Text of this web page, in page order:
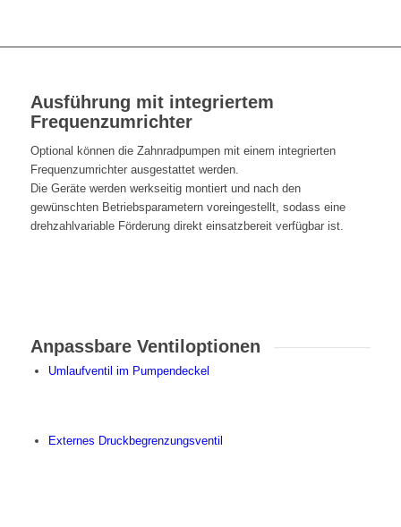
Ausführung mit integriertem
Frequenzumrichter
Optional können die Zahnradpumpen mit einem integrierten
Frequenzumrichter ausgestattet werden.
Die Geräte werden werkseitig montiert und nach den
gewünschten Betriebsparametern voreingestellt, sodass eine
drehzahlvariable Förderung direkt einsatzbereit verfügbar ist.
Anpassbare Ventiloptionen
Umlaufventil im Pumpendeckel
Externes Druckbegrenzungsventil